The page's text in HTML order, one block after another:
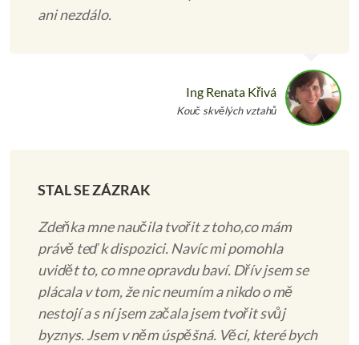
ani nezdálo.
Ing Renata Křivá
Kouč skvělých vztahů
STAL SE ZÁZRAK
Zdeňka mne naučila tvořit z toho,co mám
právě teď k dispozici. Navíc mi pomohla
uvidět to, co mne opravdu baví. Dřív jsem se
plácala v tom, že nic neumím a nikdo o mě
nestojí a s ní jsem začala jsem tvořit svůj
byznys. Jsem v něm úspěšná. Věci, které bych